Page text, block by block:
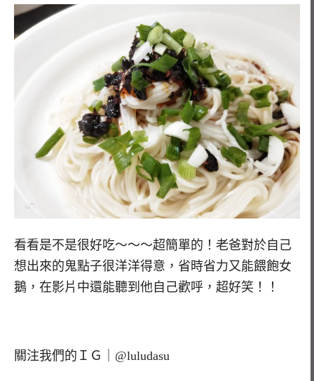
看看是不是很好吃～～～超簡單的！老爸對於自己
想出來的鬼點子很洋洋得意，省時省力又能餵飽女
鵝，在影片中還能聽到他自己歡呼，超好笑！！
關注我們的ＩＧ｜ @luludasu